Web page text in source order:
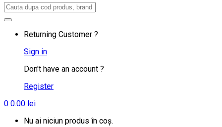
Search
Returning Customer ?
Sign in
Don't have an account ?
Register
0 0.00 lei
Nu ai niciun produs în coș.